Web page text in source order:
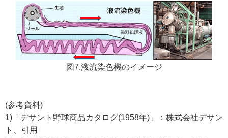
図7.液流染色機のイメージ
(参考資料)
1)「デサント野球商品カタログ(1958年)」：株式会社デサン
ト、引用